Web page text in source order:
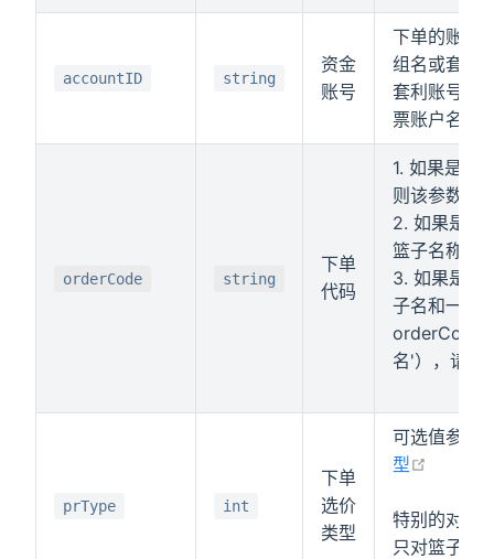
accountID string
资金
账号
下单的账号
组名或套利
套利账号，
票账户名,
orderCode string
下单
代码
1. 如果是单
则该参数填
2. 如果是组
篮子名称，
3. 如果是组
子名和一个
orderCode
名'），请参
prType int
下单
选价
类型
可选值参考
型
特别的对于
只对篮子起